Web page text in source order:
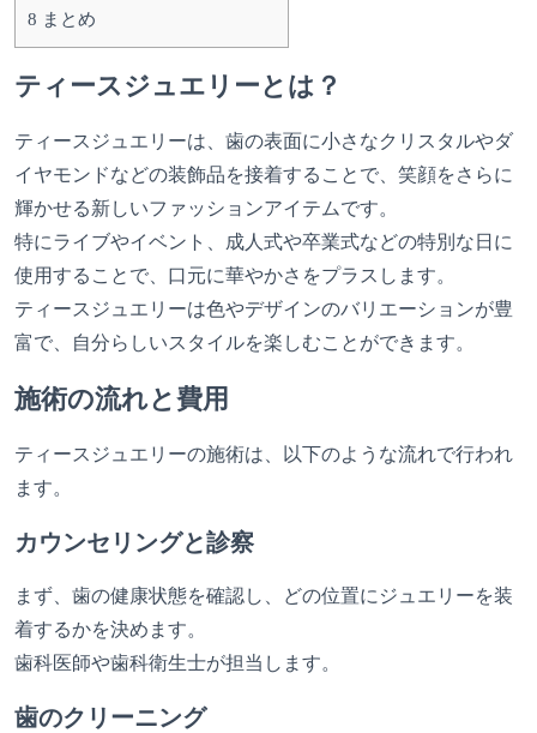
8 まとめ
ティースジュエリーとは？
ティースジュエリーは、歯の表面に小さなクリスタルやダ
イヤモンドなどの装飾品を接着することで、笑顔をさらに
輝かせる新しいファッションアイテムです。
特にライブやイベント、成人式や卒業式などの特別な日に
使用することで、口元に華やかさをプラスします。
ティースジュエリーは色やデザインのバリエーションが豊
富で、自分らしいスタイルを楽しむことができます。
施術の流れと費用
ティースジュエリーの施術は、以下のような流れで行われ
ます。
カウンセリングと診察
まず、歯の健康状態を確認し、どの位置にジュエリーを装
着するかを決めます。
歯科医師や歯科衛生士が担当します。
歯のクリーニング